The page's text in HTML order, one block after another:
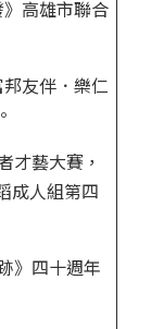
高雄市聯合
友伴．樂仁
才藝大賽，
成人組第四
》四十週年